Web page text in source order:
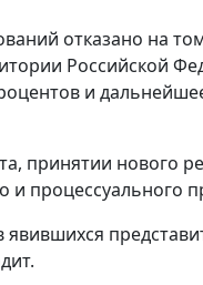
отказано на
Российской
и
принятии нового
и процессуального